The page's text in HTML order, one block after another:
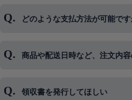
◆即日発送を行なっている関
※発送後、発送準備が完了しお
どのような支払方法が可能です
◆代金引換・クレジットカード
商品や配送日時など、注文内
◆商品発送前の変更は承ってお
領収書を発行してほしい